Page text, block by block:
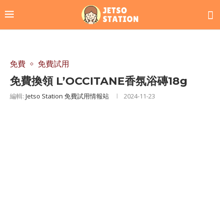
免費 免費試用
免費換領 L’OCCITANE香氛浴磚18g
編輯: Jetso Station 免費試用情報站 2024-11-23